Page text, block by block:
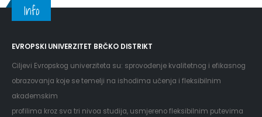
Info
EVROPSKI UNIVERZITET BRČKO DISTRIKT
Ciljevi Evropskog univerziteta su: sprovođenje kvalitetnog i efikasnog
obrazovanja koje se temelji na ishodima učenja i fleksibilnim
akademskim
profilima kroz sva tri nivoa studija, usmjereno fleksibilnim putevima